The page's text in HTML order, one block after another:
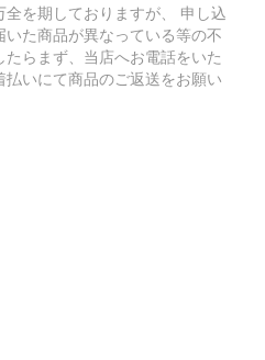
全を期しておりますが、 申し込
いた商品が異なっている等の不
らまず、当店へお電話をいた
払いにて商品のご返送をお願い